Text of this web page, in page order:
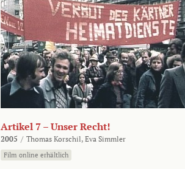
Artikel 7 – Unser Recht!
2005 / Thomas Korschil, Eva Simmler
Film online erhältlich